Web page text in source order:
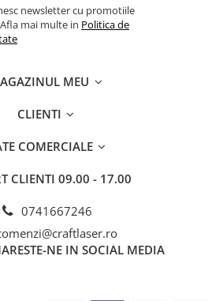
newsletter cu promotiile
mai multe in Politica de
MEU
CLIENTI
COMERCIALE
CLIENTI 09.00 - 17.00
0741667246
NE IN SOCIAL MEDIA